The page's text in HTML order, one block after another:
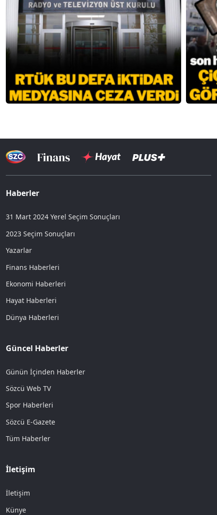
Haberler
31 Mart 2024 Yerel Seçim Sonuçları
2023 Seçim Sonuçları
Yazarlar
Finans Haberleri
Ekonomi Haberleri
Hayat Haberleri
Dünya Haberleri
Güncel Haberler
Günün İçinden Haberler
Sözcü Web TV
Spor Haberleri
Sözcü E-Gazete
Tüm Haberler
İletişim
İletişim
Künye